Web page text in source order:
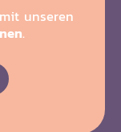
unseren
.